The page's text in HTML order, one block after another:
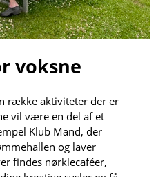
voksne
række aktiviteter der er
vil være en del af et
Klub Mand, der
og laver
findes nørklecaféer,